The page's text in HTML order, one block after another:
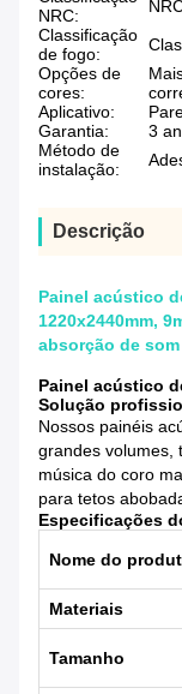
NRC:
Classificação
de fogo:
Opções de
cores:
Aplicativo:
Garantia:
3
Método de
instalação:
Descrição
Painel acústico
1220x2440mm,
absorção de
Painel acústico
Solução
Nossos painéis
grandes volumes,
música do coro
para tetos
Especificações
Nome do
Materiais
Tamanho